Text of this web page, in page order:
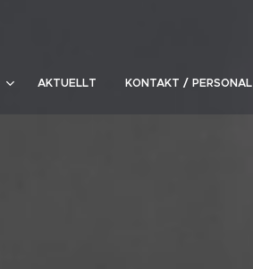
AKTUELLT KONTAKT / PERSONAL